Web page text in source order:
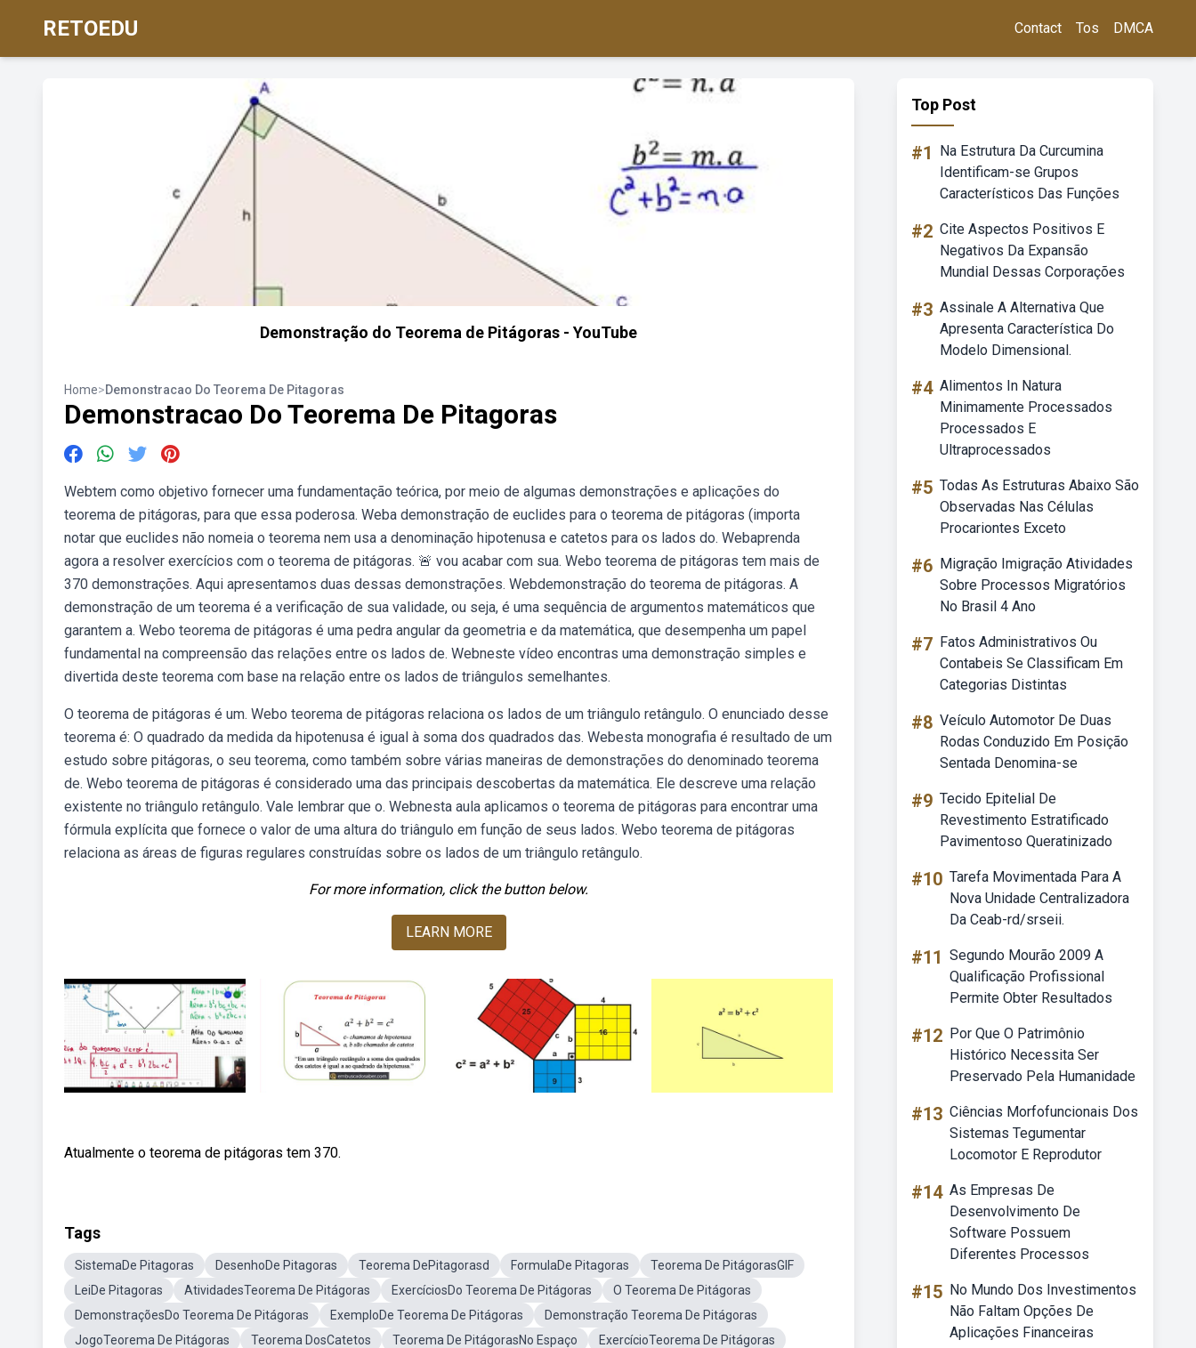
RETOEDU Contact Tos DMCA
Demonstração do Teorema de Pitágoras - YouTube
Home>Demonstracao Do Teorema De Pitagoras
Demonstracao Do Teorema De Pitagoras
Webtem como objetivo fornecer uma fundamentação teórica, por meio de algumas demonstrações e aplicações do
teorema de pitágoras, para que essa poderosa. Weba demonstração de euclides para o teorema de pitágoras (importa
notar que euclides não nomeia o teorema nem usa a denominação hipotenusa e catetos para os lados do. Webaprenda
agora a resolver exercícios com o teorema de pitágoras. 🚨 vou acabar com sua. Webo teorema de pitágoras tem mais de
370 demonstrações. Aqui apresentamos duas dessas demonstrações. Webdemonstração do teorema de pitágoras. A
demonstração de um teorema é a verificação de sua validade, ou seja, é uma sequência de argumentos matemáticos que
garantem a. Webo teorema de pitágoras é uma pedra angular da geometria e da matemática, que desempenha um papel
fundamental na compreensão das relações entre os lados de. Webneste vídeo encontras uma demonstração simples e
divertida deste teorema com base na relação entre os lados de triângulos semelhantes.
O teorema de pitágoras é um. Webo teorema de pitágoras relaciona os lados de um triângulo retângulo. O enunciado desse
teorema é: O quadrado da medida da hipotenusa é igual à soma dos quadrados das. Webesta monografia é resultado de um
estudo sobre pitágoras, o seu teorema, como também sobre várias maneiras de demonstrações do denominado teorema
de. Webo teorema de pitágoras é considerado uma das principais descobertas da matemática. Ele descreve uma relação
existente no triângulo retângulo. Vale lembrar que o. Webnesta aula aplicamos o teorema de pitágoras para encontrar uma
fórmula explícita que fornece o valor de uma altura do triângulo em função de seus lados. Webo teorema de pitágoras
relaciona as áreas de figuras regulares construídas sobre os lados de um triângulo retângulo.
For more information, click the button below.
LEARN MORE
Atualmente o teorema de pitágoras tem 370.
Tags
SistemaDe Pitagoras DesenhoDe Pitagoras Teorema DePitagorasd FormulaDe Pitagoras
Teorema De PitágorasGIF
LeiDe Pitagoras
AtividadesTeorema De Pitágoras ExercíciosDo Teorema De Pitágoras
O Teorema De Pitágoras
DemonstraçõesDo Teorema De Pitágoras
ExemploDe Teorema De Pitágoras
Demonstração Teorema De Pitágoras
JogoTeorema De Pitágoras
Teorema DosCatetos Teorema De PitágorasNo Espaço
ExercícioTeorema De Pitágoras
Top Post
#1
Na Estrutura Da Curcumina
Identificam-se Grupos
Característicos Das Funções
#2 Cite Aspectos Positivos E
Negativos Da Expansão
Mundial Dessas Corporações
#3 Assinale A Alternativa Que
Apresenta Característica Do
Modelo Dimensional.
#4 Alimentos In Natura
Minimamente Processados
Processados E
Ultraprocessados
#5 Todas As Estruturas Abaixo São
Observadas Nas Células
Procariontes Exceto
#6 Migração Imigração Atividades
Sobre Processos Migratórios
No Brasil 4 Ano
#7 Fatos Administrativos Ou
Contabeis Se Classificam Em
Categorias Distintas
#8 Veículo Automotor De Duas
Rodas Conduzido Em Posição
Sentada Denomina-se
#9 Tecido Epitelial De
Revestimento Estratificado
Pavimentoso Queratinizado
#10 Tarefa Movimentada Para A
Nova Unidade Centralizadora
Da Ceab-rd/srseii.
#11 Segundo Mourão 2009 A
Qualificação Profissional
Permite Obter Resultados
#12 Por Que O Patrimônio
Histórico Necessita Ser
Preservado Pela Humanidade
#13 Ciências Morfofuncionais Dos
Sistemas Tegumentar
Locomotor E Reprodutor
#14 As Empresas De
Desenvolvimento De
Software Possuem
Diferentes Processos
#15 No Mundo Dos Investimentos
Não Faltam Opções De
Aplicações Financeiras